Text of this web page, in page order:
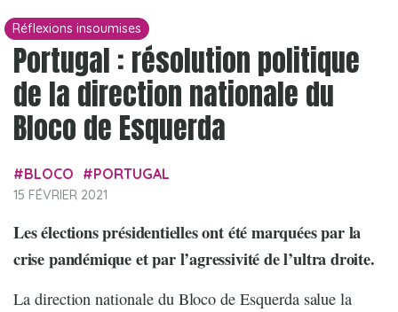
Réflexions insoumises
Portugal : résolution politique
de la direction nationale du
Bloco de Esquerda
BLOCO PORTUGAL
15 FÉVRIER 2021
Les élections présidentielles ont été marquées par la
crise pandémique et par l’agressivité de l’ultra droite.
La direction nationale du Bloco de Esquerda salue la